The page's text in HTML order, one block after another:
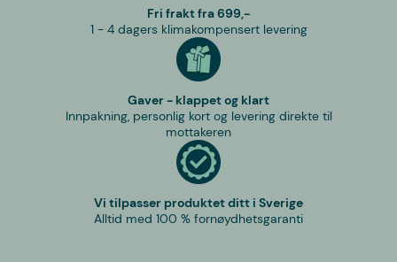
Fri frakt fra 699,-
1 - 4 dagers klimakompensert levering
Gaver - klappet og klart
Innpakning, personlig kort og levering direkte til
mottakeren
Vi tilpasser produktet ditt i Sverige
Alltid med 100 % fornøydhetsgaranti